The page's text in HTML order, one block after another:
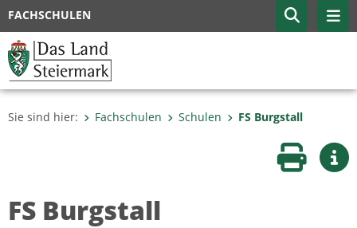
FACHSCHULEN
Sie sind hier: Fachschulen Schulen FS Burgstall
Seite
FS Burgstall